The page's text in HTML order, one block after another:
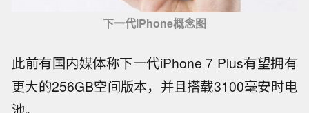
下一代iPhone概念图
此前有国内媒体称下一代iPhone 7 Plus有望拥有
更大的256GB空间版本，并且搭载3100毫安时电